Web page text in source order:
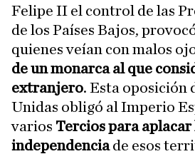
Felipe II el control de las
de los Países Bajos,
quienes veían con malos
de un monarca al que
extranjero. Esta oposición
Unidas obligó al Imperio
varios Tercios para aplacar
independenciade esos